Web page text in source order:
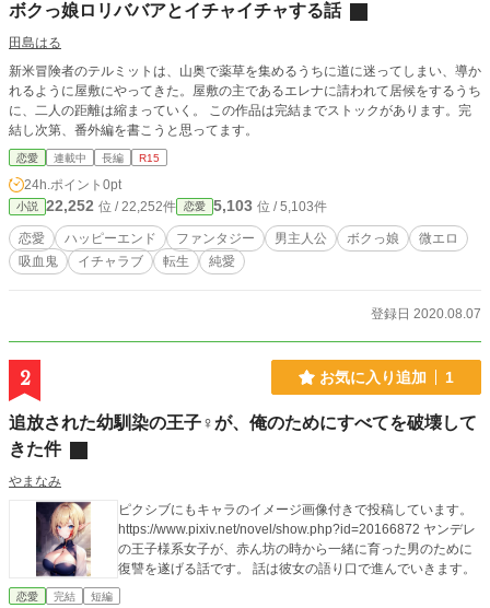
ボクっ娘ロリババアとイチャイチャする話
田島はる
新米冒険者のテルミットは、山奥で薬草を集めるうちに道に迷ってしまい、導か
れるように屋敷にやってきた。屋敷の主であるエレナに請われて居候をするうち
に、二人の距離は縮まっていく。 この作品は完結までストックがあります。完
結し次第、番外編を書こうと思ってます。
恋愛 連載中 長編 R15
24h.ポイント 0pt
小説 22,252 位 / 22,252件 恋愛 5,103 位 / 5,103件
恋愛 ハッピーエンド ファンタジー 男主人公 ボクっ娘
微エロ
吸血鬼
イチャラブ 転生 純愛
登録日 2020.08.07
2 お気に入り追加 1
追放された幼馴染の王子♀が、俺のためにすべてを破壊して
きた件
やまなみ
ピクシブにもキャラのイメージ画像付きで投稿しています。
https://www.pixiv.net/novel/show.php?id=20166872 ヤンデレ
の王子様系女子が、赤ん坊の時から一緒に育った男のために
復讐を遂げる話です。 話は彼女の語り口で進んでいきます。
恋愛 完結 短編